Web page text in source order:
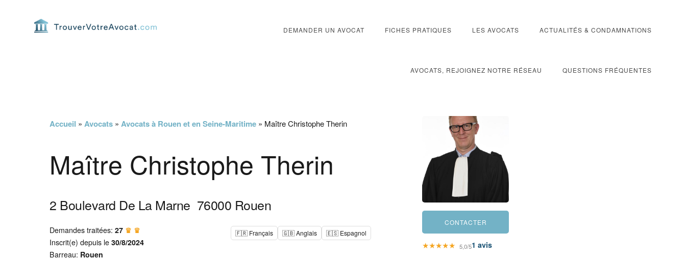
DEMANDER UN AVOCAT FICHES PRATIQUES LES AVOCATS ACTUALITÉS & CONDAMNATIONS
AVOCATS, REJOIGNEZ NOTRE RÉSEAU QUESTIONS FRÉQUENTES
★★★★★ 5,0/51 avis
Accueil » Avocats » Avocats à Rouen et en Seine-Maritime » Maître Christophe Therin
Maître Christophe Therin
2 Boulevard De La Marne 76000 Rouen
Demandes traitées:27 ♛ ♛
Inscrit(e) depuis le30/8/2024
Barreau: Rouen
🇫🇷 Français 🇬🇧 Anglais 🇪🇸 Espagnol